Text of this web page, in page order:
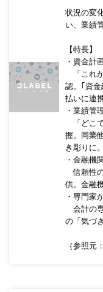
状況の変
い、業績
【特長】
・資金計
「これ
認。｢資
払いに連携
・業績管
「どこ
握。同業
き彫りに。
・金融機
信頼性
供。金融
・専門家
会計の
の「気づ
｛参照元